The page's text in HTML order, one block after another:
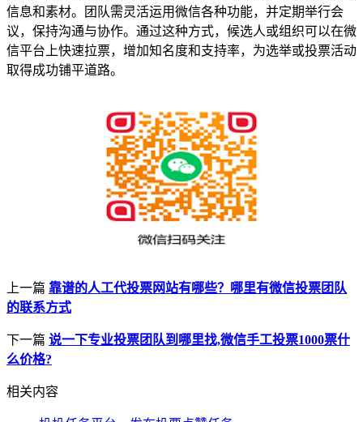
信息和素材。团队需灵活运用微信各种功能，并定期举行会
议，保持沟通与协作。通过这种方式，候选人或组织可以在微
信平台上快速拉票，增加知名度和支持率，为选举或投票活动
取得成功铺平道路。
上一篇 靠谱的人工代投票网站有哪些？哪里有微信投票团队
的联系方式
下一篇 说一下专业投票团队到哪里找,微信手工投票1000票什
么价格?
相关内容